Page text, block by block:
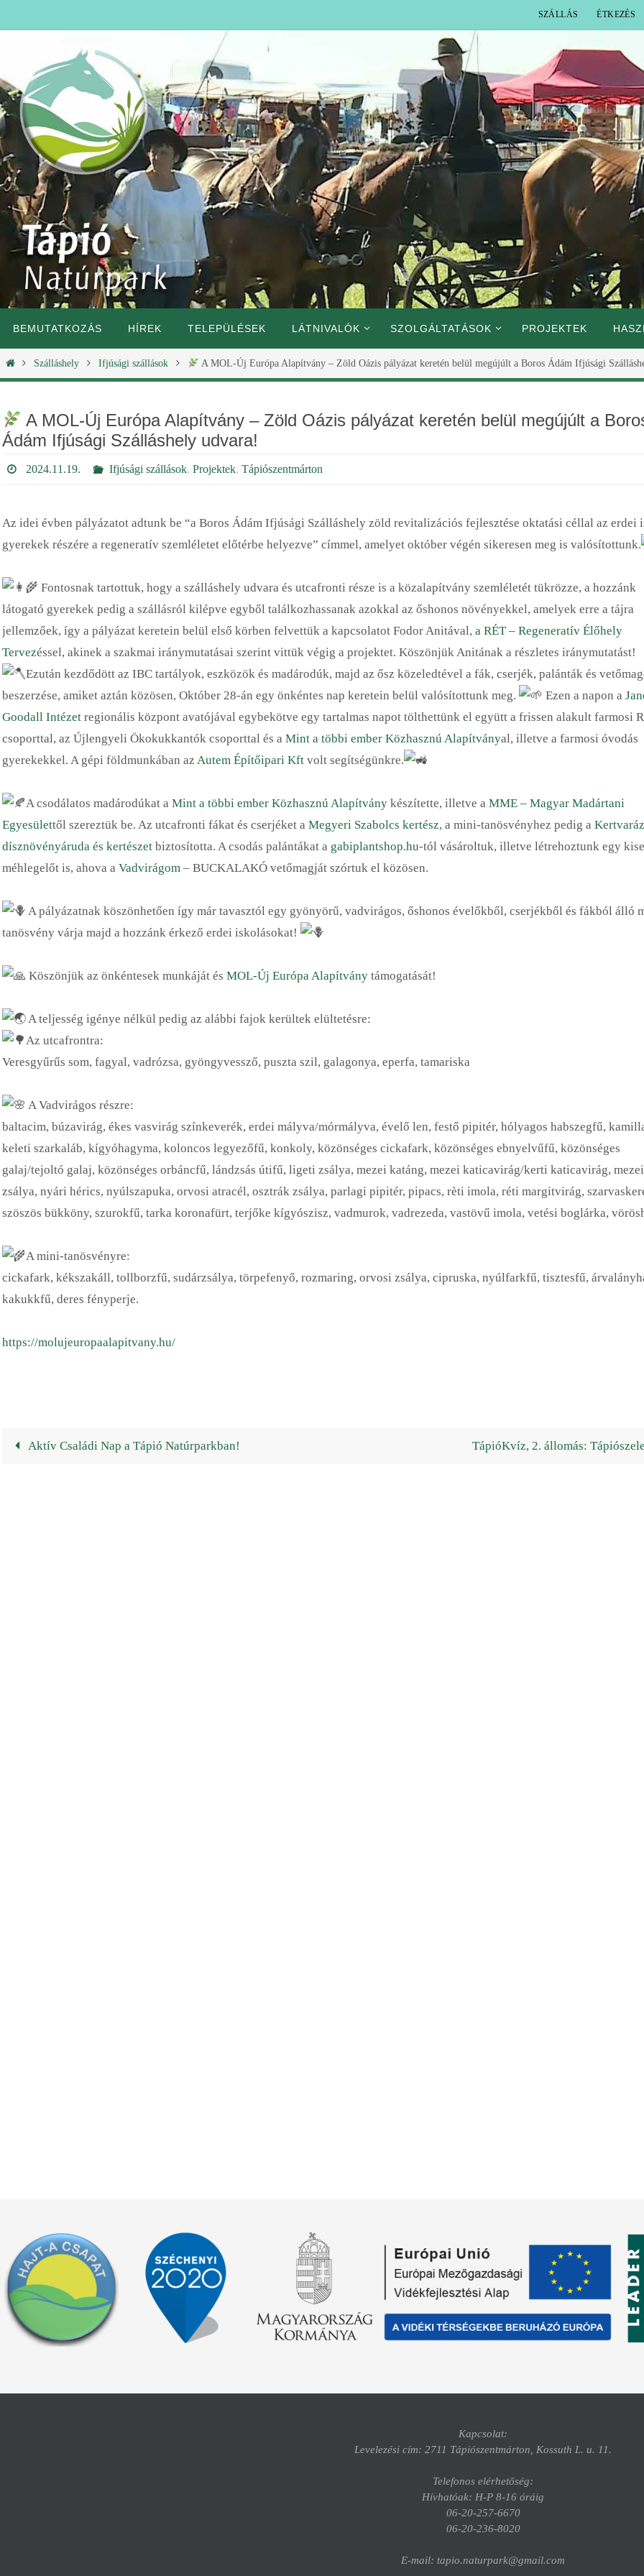
SZÁLLÁS ÉTKEZÉS
BEMUTATKOZÁS HÍREK TELEPÜLÉSEK LÁTNIVALÓK SZOLGÁLTATÁSOK PROJEKTEK
Szálláshely Ifjúsági szállások A MOL-Új Európa Alapítvány – Zöld Oázis pályázat keretén belül megújúlt a Boros Ádám Ifjúsági
A MOL-Új Európa Alapítvány – Zöld Oázis pályázat keretén belül megújúlt a
Ádám Ifjúsági Szálláshely udvara!
2024.11.19. Ifjúsági szállások, Projektek, Tápiószentmárton
Az idei évben pályázatot adtunk be “a Boros Ádám Ifjúsági Szálláshely zöld revitalizációs fejlesztése oktatási céllal az erdei
gyerekek részére a regeneratív szemléletet előtérbe helyezve” címmel, amelyet október végén sikeresen meg is valósítottunk.
Fontosnak tartottuk, hogy a szálláshely udvara és utcafronti része is a közalapítvány szemléletét tükrözze, a hozzánk
látogató gyerekek pedig a szállásról kilépve egyből találkozhassanak azokkal az őshonos növényekkel, amelyek erre a tájra
jellemzőek, így a pályázat keretein belül első körben felvettük a kapcsolatot Fodor Anitával, a RÉT – Regeneratív Élőhely
Tervezéssel, akinek a szakmai iránymutatásai szerint vittük végig a projektet. Köszönjük Anitának a részletes iránymutatást!
Ezután kezdődött az IBC tartályok, eszközök és madárodúk, majd az ősz közeledtével a fák, cserjék, palánták és
beszerzése, amiket aztán közösen, Október 28-án egy önkéntes nap keretein belül valósítottunk meg.
Ezen a napon a
Goodall Intézet regionális központ avatójával egybekötve egy tartalmas napot tölthettünk el együtt a frissen alakult farmosi
csoporttal, az Újlengyeli Ökokukkantók csoporttal és a Mint a többi ember Közhasznú Alapítványal, illetve a farmosi óvodás
gyerekekkel. A gépi földmunkában az Autem Építőipari Kft volt segítségünkre.
A csodálatos madárodúkat a Mint a többi ember Közhasznú Alapítvány készítette, illetve a MME – Magyar Madártani
Egyesülettől szereztük be. Az utcafronti fákat és cserjéket a Megyeri Szabolcs kertész, a mini-tanösvényhez pedig a
dísznövényáruda és kertészet biztosította. A csodás palántákat a gabiplantshop.hu-tól vásároltuk, illetve létrehoztunk egy
méhlegelőt is, ahova a Vadvirágom – BUCKALAKÓ vetőmagját szórtuk el közösen.
A pályázatnak köszönhetően így már tavasztól egy gyönyörű, vadvirágos, őshonos évelőkből, cserjékből és fákból álló
tanösvény várja majd a hozzánk érkező erdei iskolásokat!
Köszönjük az önkéntesek munkáját és MOL-Új Európa Alapítvány támogatását!
A teljesség igénye nélkül pedig az alábbi fajok kerültek elültetésre:
Az utcafrontra:
Veresgyűrűs som, fagyal, vadrózsa, gyöngyvessző, puszta szil, galagonya, eperfa, tamariska
A Vadvirágos részre:
baltacim, búzavirág, ékes vasvirág színkeverék, erdei mályva/mórmályva, évelő len, festő pipitér, hólyagos habszegfű,
keleti szarkaláb, kígyóhagyma, koloncos legyezőfű, konkoly, közönséges cickafark, közönséges ebnyelvűfű, közönséges
galaj/tejoltó galaj, közönséges orbáncfű, lándzsás útifű, ligeti zsálya, mezei katáng, mezei katicavirág/kerti katicavirág, mezei
zsálya, nyári hérics, nyúlszapuka, orvosi atracél, osztrák zsálya, parlagi pipitér, pipacs, rèti imola, réti margitvirág,
szöszös bükköny, szurokfű, tarka koronafürt, terjőke kígyószisz, vadmurok, vadrezeda, vastövű imola, vetési boglárka,
A mini-tanösvényre:
cickafark, kékszakáll, tollborzfű, sudárzsálya, törpefenyő, rozmaring, orvosi zsálya, cipruska, nyúlfarkfű, tisztesfű,
kakukkfű, deres fényperje.
https://molujeuropaalapitvany.hu/
Aktív Családi Nap a Tápió Natúrparkban! TápióKvíz, 2. állomás:
Kapcsolat:
Levelezési cím: 2711 Tápiószentmárton, Kossuth L. u. 11.
Telefonos elérhetőség:
Hívhatóak: H-P 8-16 óráig
06-20-257-6670
06-20-236-8020
E-mail: tapio.naturpark@gmail.com